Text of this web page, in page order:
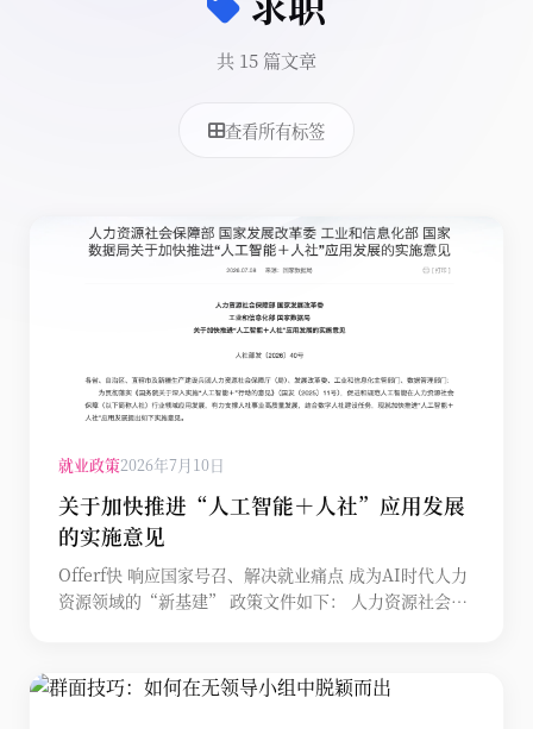
共 15 篇文章
查看所有标签
就业政策2026年7月10日
关于加快推进“人工智能＋人社”应用发展
的实施意见
Offerf快 响应国家号召、解决就业痛点 成为AI时代人力
资源领域的“新基建” 政策文件如下： 人力资源社会保
2026.07.08